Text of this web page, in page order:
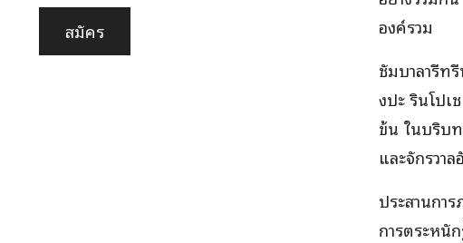
สมัคร
องค์รวม
ชัมบาลารีท
งปะ รินโปเ
ข้น ในบริบ
และจักรวา
ประสานกา
การตระหนั